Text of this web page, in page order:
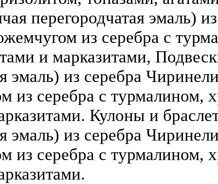
перегородчатая эмаль)
из серебра с
и марказитами,
эмаль) из серебра
из серебра с турмалином,
Кулоны и
эмаль) из серебра
из серебра с турмалином,